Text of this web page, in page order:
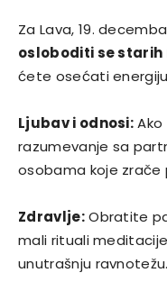
Za Lava, 19.
osloboditi se starih
ćete osećati
Ljubav i odnosi:
razumevanje sa
osobama koje zrače
Zdravlje:Obratite
mali rituali
unutrašnju ravnotežu.